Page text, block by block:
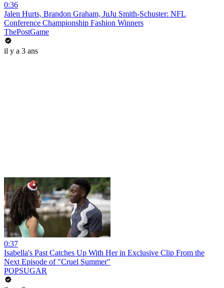
0:36
Jalen Hurts, Brandon Graham, JuJu Smith-Schuster: NFL
Conference Championship Fashion Winners
ThePostGame
il y a 3 ans
0:37
Isabella's Past Catches Up With Her in Exclusive Clip From the
Next Episode of "Cruel Summer"
POPSUGAR